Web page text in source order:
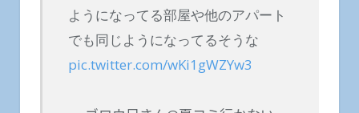
ようになってる部屋や他のアパート
でも同じようになってるそうな
pic.twitter.com/wKi1gWZYw3